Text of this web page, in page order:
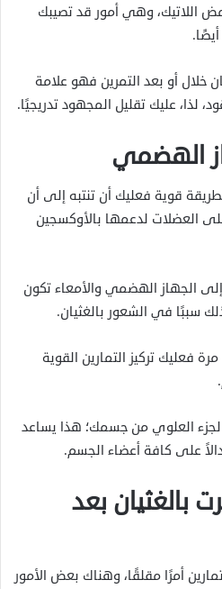
اللاتيك، وهي أمور قد تصيبك
خلال أو بعد التمرين فهو علامة
لذا، عليك تقليل المجهود تدريجيًا.
الهضمي
قوية فعليك أن تنتبه إلى أن
العضلات لدعمها بالأوكسجين
الجهاز الهضمي والأمعاء تكون
سببًا في الشعور بالغثيان.
فعليك تركيز التمارين القوية
العلوي من جسمك؛ هذا يساعد
على كافة أعضاء الجسم.
بالغثيان بعد
أمرًا مقلقًا، وهناك بعض الأمور